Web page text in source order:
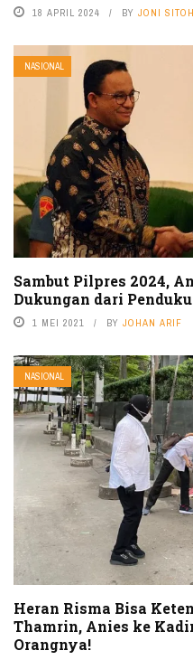
18 APRIL 2024 BY JONI
NASIONAL
Sambut Pilpres 2024,
Dukungan dari
1 MEI 2021 BY JOHAN ARIF
NASIONAL
Heran Risma Bisa
Thamrin, Anies ke
Orangnya!